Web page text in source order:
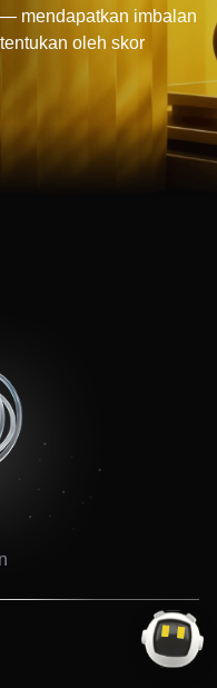
mendapatkan imbalan
oleh skor